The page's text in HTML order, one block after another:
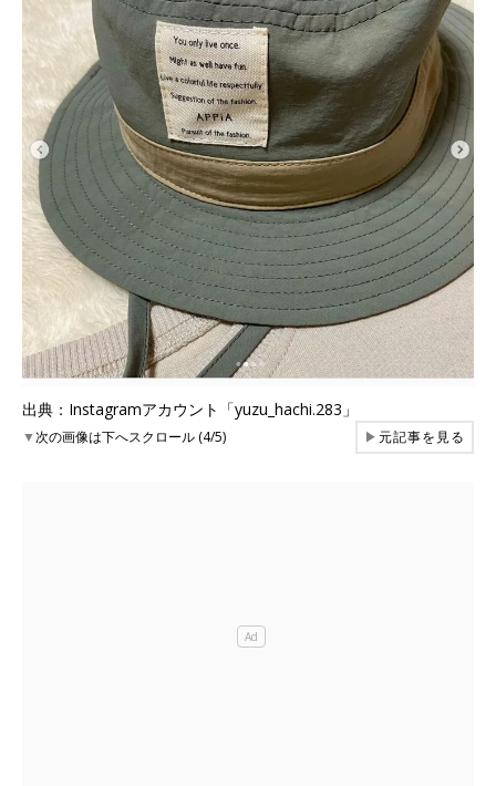
出典：Instagramアカウント「yuzu_hachi.283」
▼次の画像は下へスクロール (4/5) ▶元記事を見る